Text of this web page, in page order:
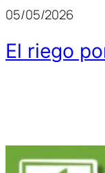
05/05/2026
El riego